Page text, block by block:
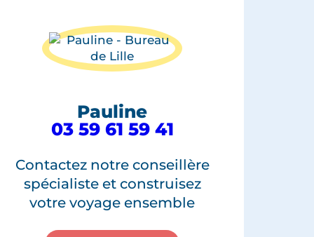
Pauline
03 59 61 59 41
Contactez notre conseillère
spécialiste et construisez
votre voyage ensemble